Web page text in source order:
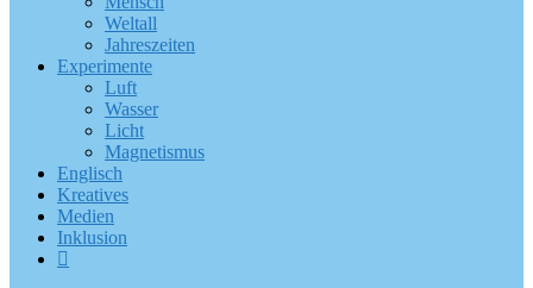
Weltall
Jahreszeiten
Experimente
Luft
Wasser
Licht
Magnetismus
Englisch
Kreatives
Medien
Inklusion